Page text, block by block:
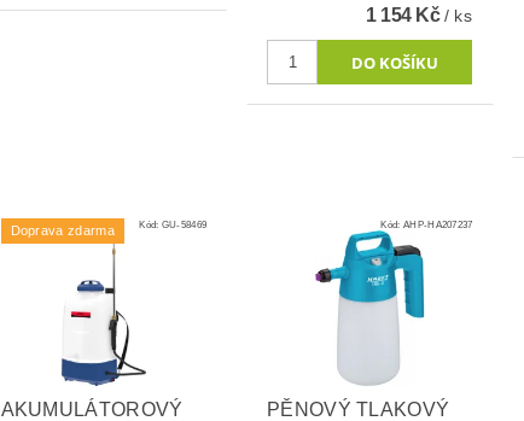
1 154 Kč/ ks
Doprava zdarma Kód: GU-58469
AKUMULÁTOROVÝ
Kód: AHP-HA207237
PĚNOVÝ TLAKOVÝ